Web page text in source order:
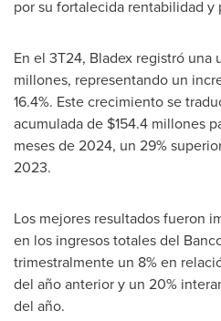
por su fortalecida rentabilidad y
En el 3T24, Bladex registró una
millones, representando un
16.4%. Este crecimiento se
acumulada de $154.4 millones
meses de 2024, un 29%
2023.
Los mejores resultados fueron
en los ingresos totales del
trimestralmente un 8% en
del año anterior y un 20%
del año.